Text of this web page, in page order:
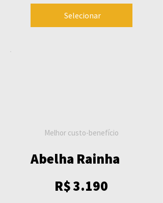
Selecionar
Melhor custo-benefício
Abelha Rainha
R$3.190